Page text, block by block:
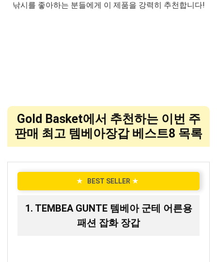
낚시를 좋아하는 분들에게 이 제품을 강력히 추천합니다!
Gold Basket에서 추천하는 이번 주
판매 최고 템베아장갑 베스트8 목록
★ BEST SELLER ★
1. TEMBEA GUNTE 템베아 군테 어른용
패션 잡화 장갑